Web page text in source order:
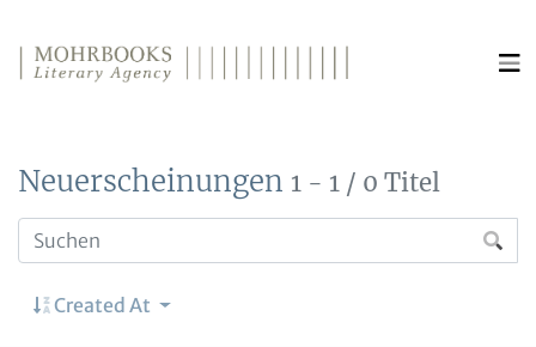
Neuerscheinungen 1 - 1 / 0 Titel
Created At